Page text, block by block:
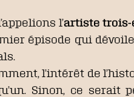
l’artiste trois-
épisode qui
l’intérêt de
Sinon, ce serait